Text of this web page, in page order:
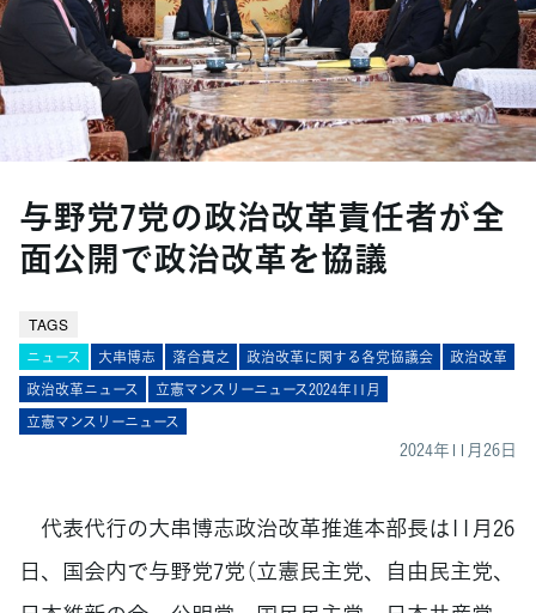
与野党7党の政治改革責任者が全
面公開で政治改革を協議
TAGS
ニュース 大串博志 落合貴之 政治改革に関する各党協議会
政治改革
政治改革ニュース
立憲マンスリーニュース2024年11月
立憲マンスリーニュース
2024年11月26日
代表代行の大串博志政治改革推進本部長は11月26
日、国会内で与野党7党（立憲民主党、自由民主党、